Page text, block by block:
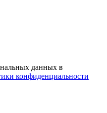
данных в
конфиденциальности